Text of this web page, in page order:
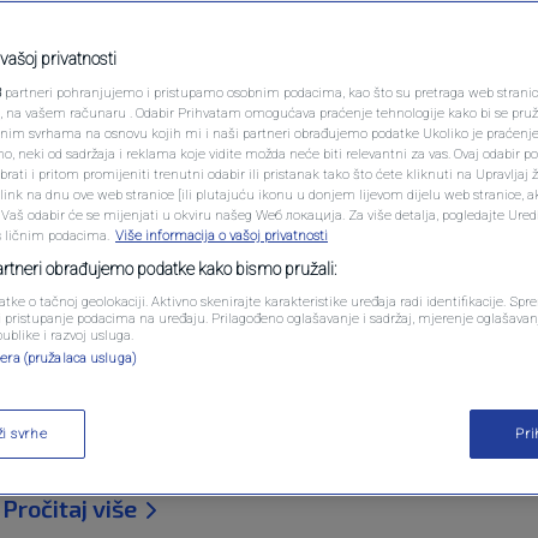
FENOMENI
NEISTRAŽENO
VIRALNO
FOTO
PROMO
Marša mira:
je sve spremno
genocida u Srebrenici, očekuje se oko
mira Suljo Čakanović. Istakao je da su
trodnevnog pješačenja biti osigurana logistička,
Pročitaj više
privatnosti
partneri pohranjujemo i pristupamo osobnim podacima, kao što su pretraga web
na vašem računaru . Odabir Prihvatam omogućava praćenje tehnologije kako bi se
svrhama na osnovu kojih mi i naši partneri obrađujemo podatke Ukoliko je praćenje
neki od sadržaja i reklama koje vidite možda neće biti relevantni za vas. Ovaj odabir
i pritom promijeniti trenutni odabir ili pristanak tako što ćete kliknuti na Upravljaj
na dnu ove web stranice [ili plutajuću ikonu u donjem lijevom dijelu web stranice,
odabir će se mijenjati u okviru našeg Wеб локација. Za više detalja, pogledajte
ličnim podacima. Više informacija o vašoj privatnosti
obrađujemo podatke kako bismo pružali:
o tačnoj geolokaciji. Aktivno skenirajte karakteristike uređaja radi identifikacije.
podacima na uređaju. Prilagođeno oglašavanje i sadržaj, mjerenje
i razvoj usluga.
(pružalaca usluga)
svrhe